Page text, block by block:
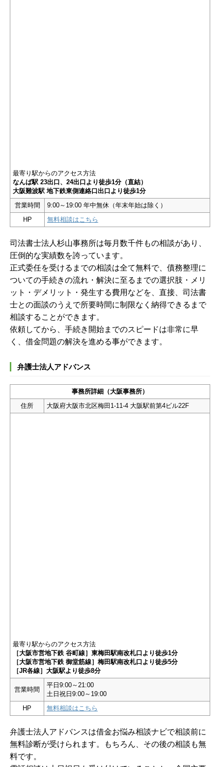
最寄り駅からのアクセス方法
なんば駅 23出口、24出口より徒歩1分（直結）
大阪難波駅 地下鉄東側連絡口出口より徒歩1分
営業時間
9:00～19:00 年中無休（年末年始は除く）
HP
無料相談はこちら
司法書士法人杉山事務所は毎月数千件もの相談があり、
圧倒的な実績数を誇っています。
正式委任を受けるまでの相談は全て無料で、債務整理に
ついての手続きの流れ・解決に至るまでの選択肢・メリ
ット・デメリット・発生する費用などを、直接、司法書
士との面談のうえで所要時間に制限なく納得できるまで
相談することができます。
依頼してから、手続き開始までのスピードは非常に早
く、借金問題の解決を進める事ができます。
弁護士法人アドバンス
事務所詳細（大阪事務所）
住所
大阪府大阪市北区梅田1-11-4 大阪駅前第4ビル22F
最寄り駅からのアクセス方法
［大阪市営地下鉄 谷町線］東梅田駅南改札口より徒歩1分
［大阪市営地下鉄 御堂筋線］梅田駅南改札口より徒歩5分
［JR各線］大阪駅より徒歩8分
営業時間
平日9:00～21:00
土日祝日9:00～19:00
HP
無料相談はこちら
弁護士法人アドバンスは借金お悩み相談ナビで相談前に
無料診断が受けられます。もちろん、その後の相談も無
料です。